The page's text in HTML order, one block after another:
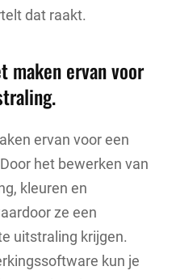
dat raakt.
maken ervan voor
ervan voor een
het bewerken van
kleuren en
ze een
uitstraling krijgen.
kun je